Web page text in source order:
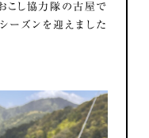
こし協力隊の古屋で
ーズンを迎えました